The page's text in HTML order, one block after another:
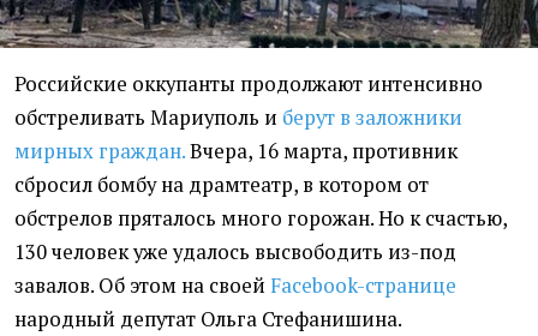
Российские оккупанты продолжают интенсивно
обстреливать Мариуполь и берут в заложники
мирных граждан.Вчера, 16 марта, противник
сбросил бомбу на драмтеатр, в котором от
обстрелов пряталось много горожан. Но к счастью,
130 человек уже удалось высвободить из-под
завалов. Об этом на своей Facebook-странице
народный депутат Ольга Стефанишина.